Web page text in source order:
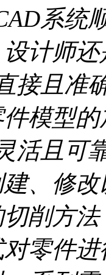
系统
计师
接且准
模型
活且可
、修
削方
零件